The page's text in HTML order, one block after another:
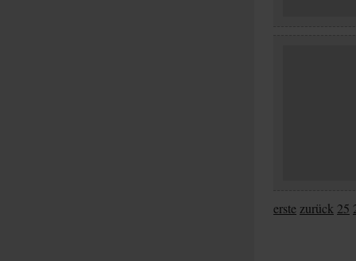
erste zurück 25